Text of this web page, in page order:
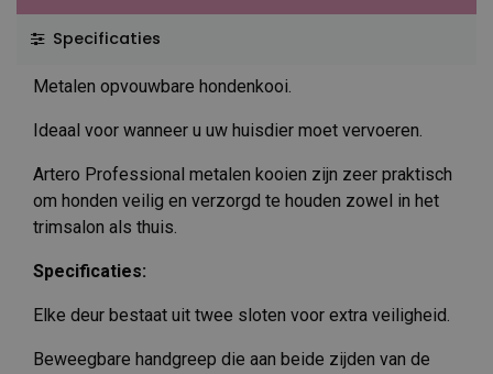
Specificaties
Metalen opvouwbare hondenkooi.
Ideaal voor wanneer u uw huisdier moet vervoeren.
Artero Professional metalen kooien zijn zeer praktisch
om honden veilig en verzorgd te houden zowel in het
trimsalon als thuis.
Specificaties:
Elke deur bestaat uit twee sloten voor extra veiligheid.
Beweegbare handgreep die aan beide zijden van de